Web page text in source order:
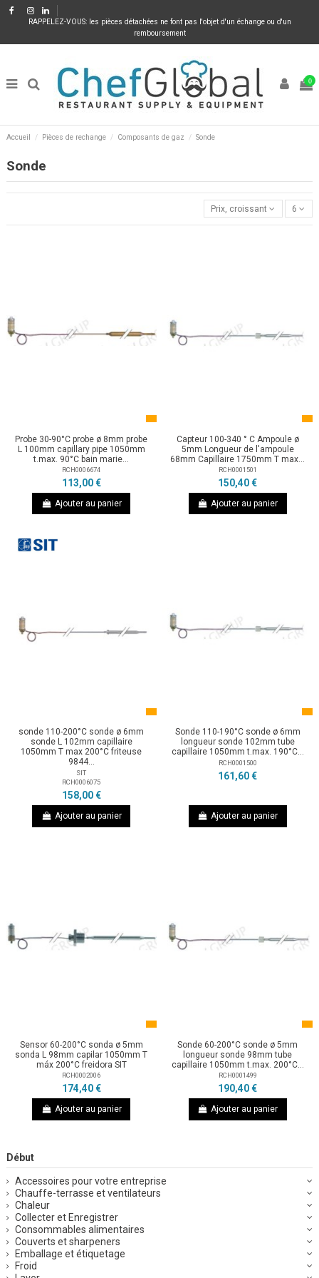
RAPPELEZ-VOUS: les pièces détachées ne font pas l'objet d'un échange ou d'un
remboursement
0
Accueil Pièces de rechange Composants de gaz Sonde
Sonde
Prix, croissant 6
Probe 30-90°C probe ø 8mm probe
L 100mm capillary pipe 1050mm
t.max. 90°C bain marie...
RCH0006674
113,00 €
Ajouter au panier
Capteur 100-340 ° C Ampoule ø
5mm Longueur de l'ampoule
68mm Capillaire 1750mm T max...
RCH0001501
150,40 €
Ajouter au panier
sonde 110-200°C sonde ø 6mm
sonde L 102mm capillaire
1050mm T max 200°C friteuse
9844...
SIT
RCH0006075
158,00 €
Ajouter au panier
Sonde 110-190°C sonde ø 6mm
longueur sonde 102mm tube
capillaire 1050mm t.max. 190°C...
RCH0001500
161,60 €
Ajouter au panier
Sensor 60-200°C sonda ø 5mm
sonda L 98mm capilar 1050mm T
máx 200°C freidora SIT
RCH0002006
174,40 €
Ajouter au panier
Sonde 60-200°C sonde ø 5mm
longueur sonde 98mm tube
capillaire 1050mm t.max. 200°C...
RCH0001499
190,40 €
Ajouter au panier
Début
Accessoires pour votre entreprise
Chauffe-terrasse et ventilateurs
Chaleur
Collecter et Enregistrer
Consommables alimentaires
Couverts et sharpeners
Emballage et étiquetage
Froid